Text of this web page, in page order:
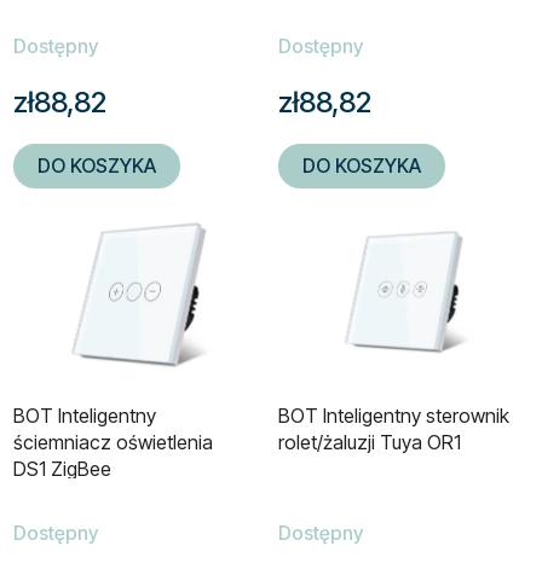
d
k
ó
w
k
ó
w
Dostępny
zł88,82
DO KOSZYKA
Dostępny
zł88,82
DO KOSZYKA
BOT Inteligentny
ściemniacz oświetlenia
DS1 ZigBee
Dostępny
BOT Inteligentny sterownik
rolet/żaluzji Tuya OR1
Dostępny